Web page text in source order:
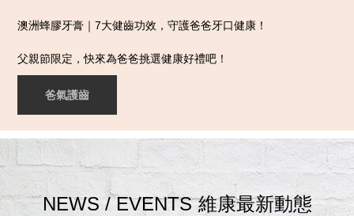
澳洲蜂膠牙膏｜7大健齒功效，守護爸爸牙口健康！
父親節限定，快來為爸爸挑選健康好禮吧！
爸氣護齒
NEWS / EVENTS 維康最新動態